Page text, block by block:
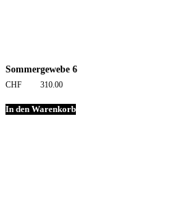
Sommergewebe 6
CHF 310.00
In den Warenkorb